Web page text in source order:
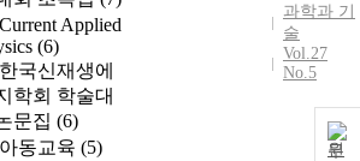
Current Applied
(6)
한국신재생에
학회 학술대
문집 (6)
아동교육 (5)
과학과 기
술
Vol.27
No.5
원